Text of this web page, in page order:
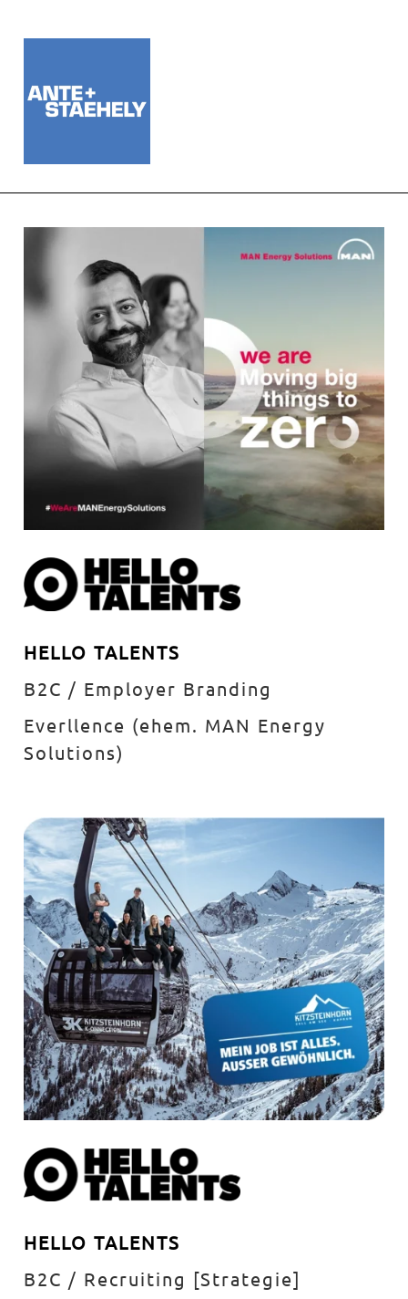
HELLO TALENTS
B2C / Employer Branding
Everllence (ehem. MAN Energy
Solutions)
HELLO TALENTS
B2C / Recruiting [Strategie]